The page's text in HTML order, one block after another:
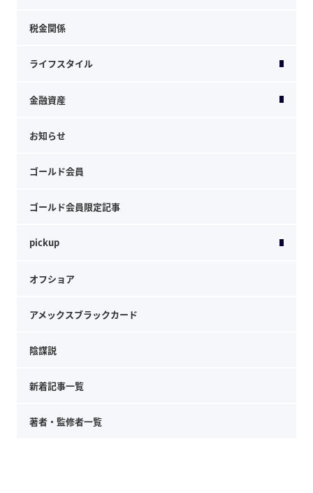
税金関係
ライフスタイル
金融資産
お知らせ
ゴールド会員
ゴールド会員限定記事
pickup
オフショア
アメックスブラックカード
陰謀説
新着記事一覧
著者・監修者一覧